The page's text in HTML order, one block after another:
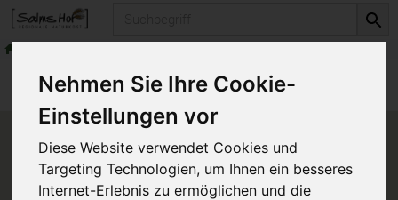
Nehmen Sie Ihre Cookie-
Einstellungen vor
Diese Website verwendet Cookies und
Targeting Technologien, um Ihnen ein besseres
Internet-Erlebnis zu ermöglichen und die
Produkte Vorratskammer
Leckeres
Leckeres für Große
Schokoladen
Produkt "Feine Bitter Orange
Schokolade" nicht verfügbar.